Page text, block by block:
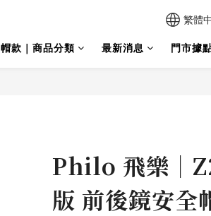
繁體
帽款｜商品分類 最新消息 門市據
Philo 飛樂｜
版 前後鏡安全